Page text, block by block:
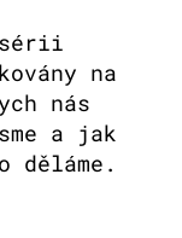
sérii
na
nás
a jak
děláme.